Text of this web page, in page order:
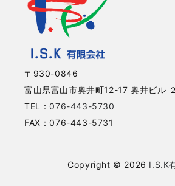
〒930-0846
富山県富山市奥井町12-17 奥井ビル
TEL：076-443-5730
FAX：076-443-5731
Copyright © 2026 I.S.K